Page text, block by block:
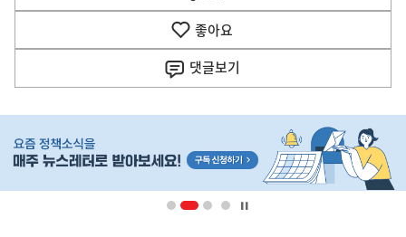
기
좋아요
댓글보기
단